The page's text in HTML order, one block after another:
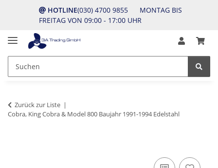
HOTLINE(030) 4700 9855 MONTAG BIS
FREITAG VON 09:00 - 17:00 UHR
Zurück zur Liste
Cobra, King Cobra & Model 800 Baujahr 1991-1994 Edelstahl